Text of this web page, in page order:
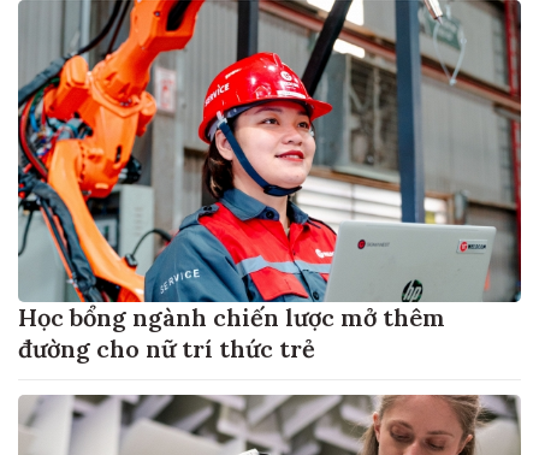
Học bổng ngành chiến lược mở thêm
đường cho nữ trí thức trẻ